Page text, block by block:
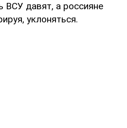
ВСУ давят, а россияне
уклоняться.